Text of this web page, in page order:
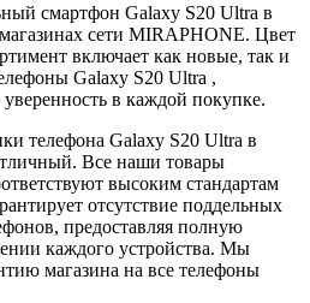
смартфон Galaxy S20 Ultra в
сети MIRAPHONE. Цвет
включает как новые, так и
Galaxy S20 Ultra ,
в каждой покупке.
телефона Galaxy S20 Ultra в
Все наши товары
высоким стандартам
отсутствие поддельных
предоставляя полную
каждого устройства. Мы
магазина на все телефоны